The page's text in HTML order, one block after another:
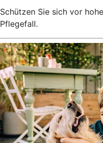
Schützen Sie sich vor
Pflegefall.